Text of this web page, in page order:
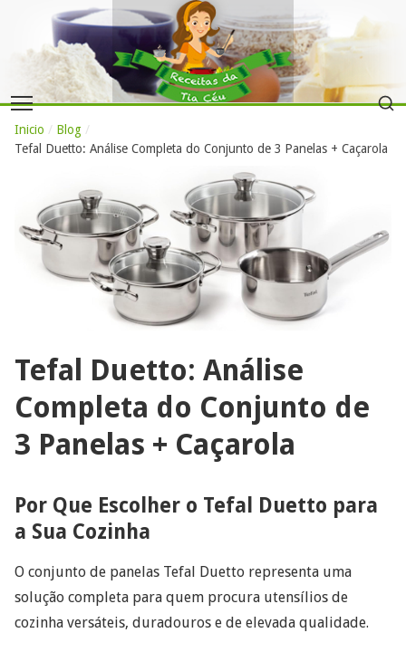
Inicio / Blog /
Tefal Duetto: Análise Completa do Conjunto de 3 Panelas + Caçarola
Tefal Duetto: Análise
Completa do Conjunto de
3 Panelas + Caçarola
Por Que Escolher o Tefal Duetto para
a Sua Cozinha
O conjunto de panelas Tefal Duetto representa uma
solução completa para quem procura utensílios de
cozinha versáteis, duradouros e de elevada qualidade.